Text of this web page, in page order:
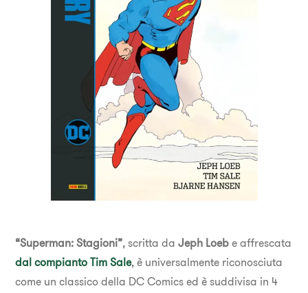
“Superman: Stagioni”, scritta daJeph Loeb e affrescata
dal compiantoTim Sale, è universalmente riconosciuta
come un classico della DC Comics ed è suddivisa in 4